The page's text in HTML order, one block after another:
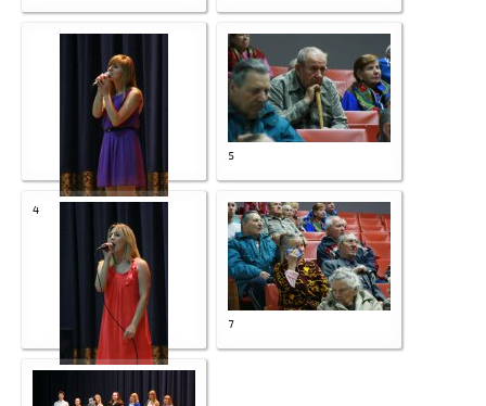
4
5
7